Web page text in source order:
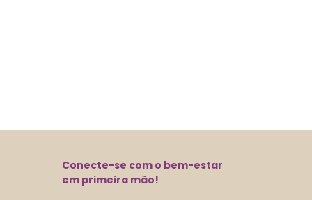
Conecte-se com o bem-estar
em primeira mão!